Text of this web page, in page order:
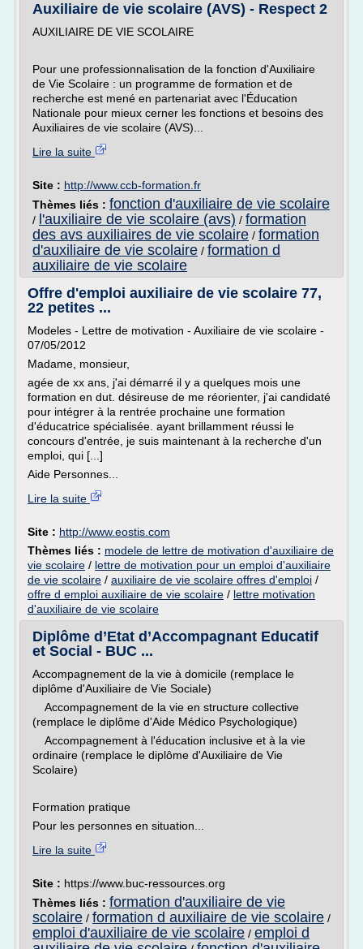
Auxiliaire de vie scolaire (AVS) - Respect 2
AUXILIAIRE DE VIE SCOLAIRE
Pour une professionnalisation de la fonction d'Auxiliaire
de Vie Scolaire : un programme de formation et de
recherche est mené en partenariat avec l'Éducation
Nationale pour mieux cerner les fonctions et besoins des
Auxiliaires de vie scolaire (AVS)...
Lire la suite
Site : http://www.ccb-formation.fr
Thèmes liés : fonction d'auxiliaire de vie scolaire
/ l'auxiliaire de vie scolaire (avs) / formation
des avs auxiliaires de vie scolaire / formation
d'auxiliaire de vie scolaire / formation d
auxiliaire de vie scolaire
Offre d'emploi auxiliaire de vie scolaire 77,
22 petites ...
Modeles - Lettre de motivation - Auxiliaire de vie scolaire -
07/05/2012
Madame, monsieur,
agée de xx ans, j'ai démarré il y a quelques mois une
formation en dut. désireuse de me réorienter, j'ai candidaté
pour intégrer à la rentrée prochaine une formation
d'éducatrice spécialisée. ayant brillamment réussi le
concours d'entrée, je suis maintenant à la recherche d'un
emploi, qui [...]
Aide Personnes...
Lire la suite
Site : http://www.eostis.com
Thèmes liés : modele de lettre de motivation d'auxiliaire de
vie scolaire / lettre de motivation pour un emploi d'auxiliaire
de vie scolaire / auxiliaire de vie scolaire offres d'emploi /
offre d emploi auxiliaire de vie scolaire / lettre motivation
d'auxiliaire de vie scolaire
Diplôme d’Etat d’Accompagnant Educatif
et Social - BUC ...
Accompagnement de la vie à domicile (remplace le
diplôme d'Auxiliaire de Vie Sociale)
Accompagnement de la vie en structure collective
(remplace le diplôme d'Aide Médico Psychologique)
Accompagnement à l'éducation inclusive et à la vie
ordinaire (remplace le diplôme d'Auxiliaire de Vie
Scolaire)
Formation pratique
Pour les personnes en situation...
Lire la suite
Site : https://www.buc-ressources.org
Thèmes liés : formation d'auxiliaire de vie
scolaire / formation d auxiliaire de vie scolaire /
emploi d'auxiliaire de vie scolaire / emploi d